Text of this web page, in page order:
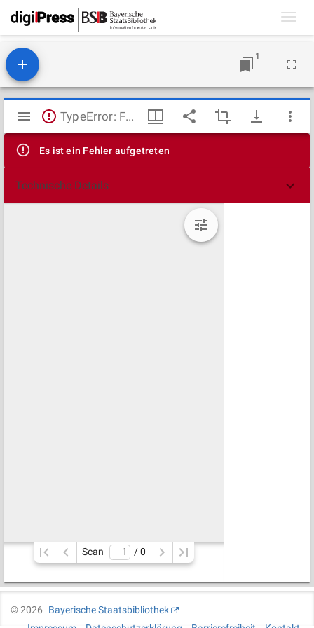
1
Mirador
Viewer
TypeError: Failed to fetch
Es ist ein Fehler aufgetreten
Technische Details
Scan / 0
©2026
Bayerische Staatsbibliothek